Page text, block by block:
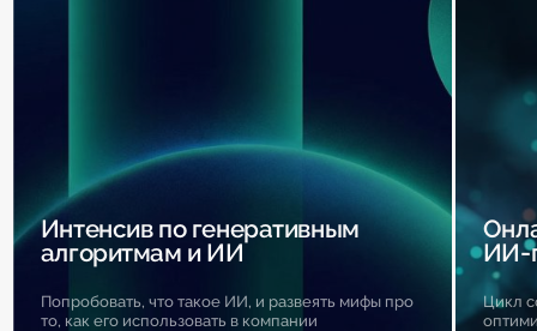
Интенсив по генеративным
алгоритмам и ИИ
Попробовать, что такое ИИ, и развеять мифы про
то, как его использовать в компании
ИИ-
Цикл